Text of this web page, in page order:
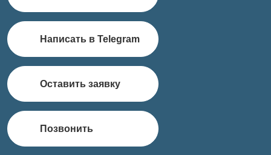
Написать в Telegram
Оставить заявку
Позвонить